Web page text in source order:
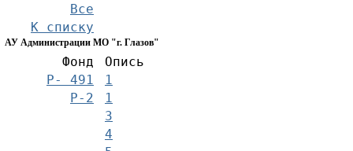
Все
К списку
АУ Администрации МО "г. Глазов"
Фонд
Опись
Р- 491
1
Р-2
1
3
4